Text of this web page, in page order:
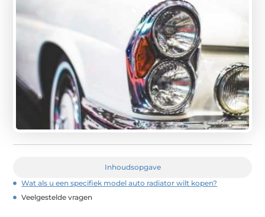
Inhoudsopgave
Wat als u een specifiek model auto radiator wilt kopen?
Veelgestelde vragen